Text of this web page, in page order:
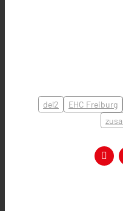
del2 EHC Freiburg